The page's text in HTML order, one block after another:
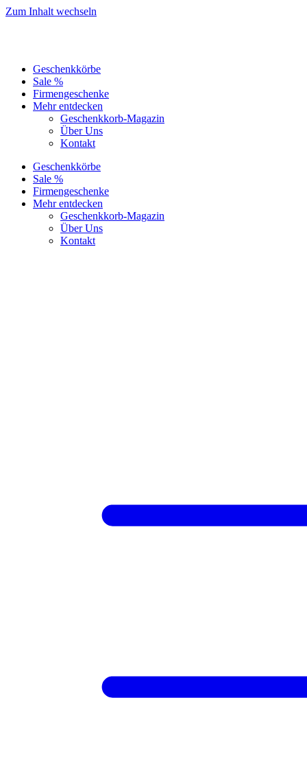
Zum Inhalt wechseln
Geschenkkörbe
Sale %
Firmengeschenke
Mehr entdecken
Geschenkkorb-Magazin
Über Uns
Kontakt
Geschenkkörbe
Sale %
Firmengeschenke
Mehr entdecken
Geschenkkorb-Magazin
Über Uns
Kontakt